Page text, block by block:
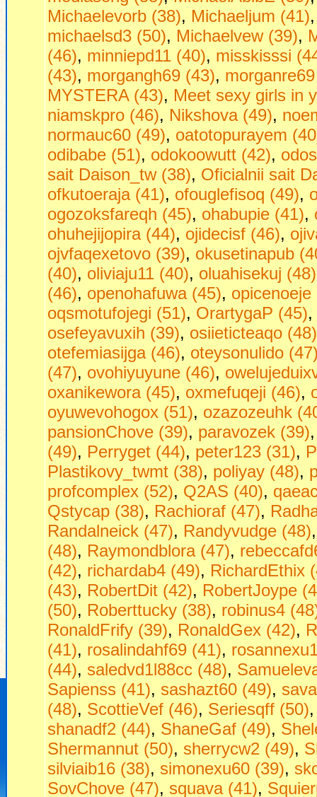
Michaelevorb (38), Michaeljum (41)
michaelsd3 (50), Michaelvew (39),
(46), minniepd11 (40), misskisssi
(43), morgangh69 (43),
MYSTERA (43), Mееt sеxy girls in
niamskpro (46), Nikshova (49),
normauc60 (49), oatotopurayem
odibabe (51), odokoowutt (42),
sait Daison_tw (38), Oficialnii sait
ofkutoeraja (41), ofouglefisoq (49),
ogozoksfareqh (45), ohabupie (41),
ohuhejijopira (44), ojidecisf (46),
ojvfaqexetovo (39), okusetinapub
(40), oliviaju11 (40), oluahisekuj (48)
(46), openohafuwa (45), opicenoeje
oqsmotufojegi (51), OrartygaP (45),
osefeyavuxih (39), osiieticteaqo (48)
otefemiasijga (46), oteysonulido
(47), ovohiyuyune (46),
oxanikewora (45), oxmefuqeji (46),
oyuwevohogox (51), ozazozeuhk
pansionChove (39), paravozek (39)
(49), Perryget (44), peter123 (31),
Plastikovy_twmt (38), poliyay (48),
profcomplex (52), Q2AS (40),
Qstycap (38), Rachioraf (47),
Randalneick (47), Randyvudge (48)
(48), Raymondblora (47),
(42), richardab4 (49), RichardEthix
(43), RobertDit (42), RobertJoype
(50), Roberttucky (38), robinus4
RonaldFrify (39), RonaldGex (42),
(41), rosalindahf69 (41),
(44), saledvd1l88cc (48),
Sapienss (41), sashazt60 (49),
(48), ScottieVef (46), Seriesqff (50)
shanadf2 (44), ShaneGaf (49),
Shermannut (50), sherrycw2 (49),
silviaib16 (38), simonexu60 (39),
SovChove (47), squava (41),